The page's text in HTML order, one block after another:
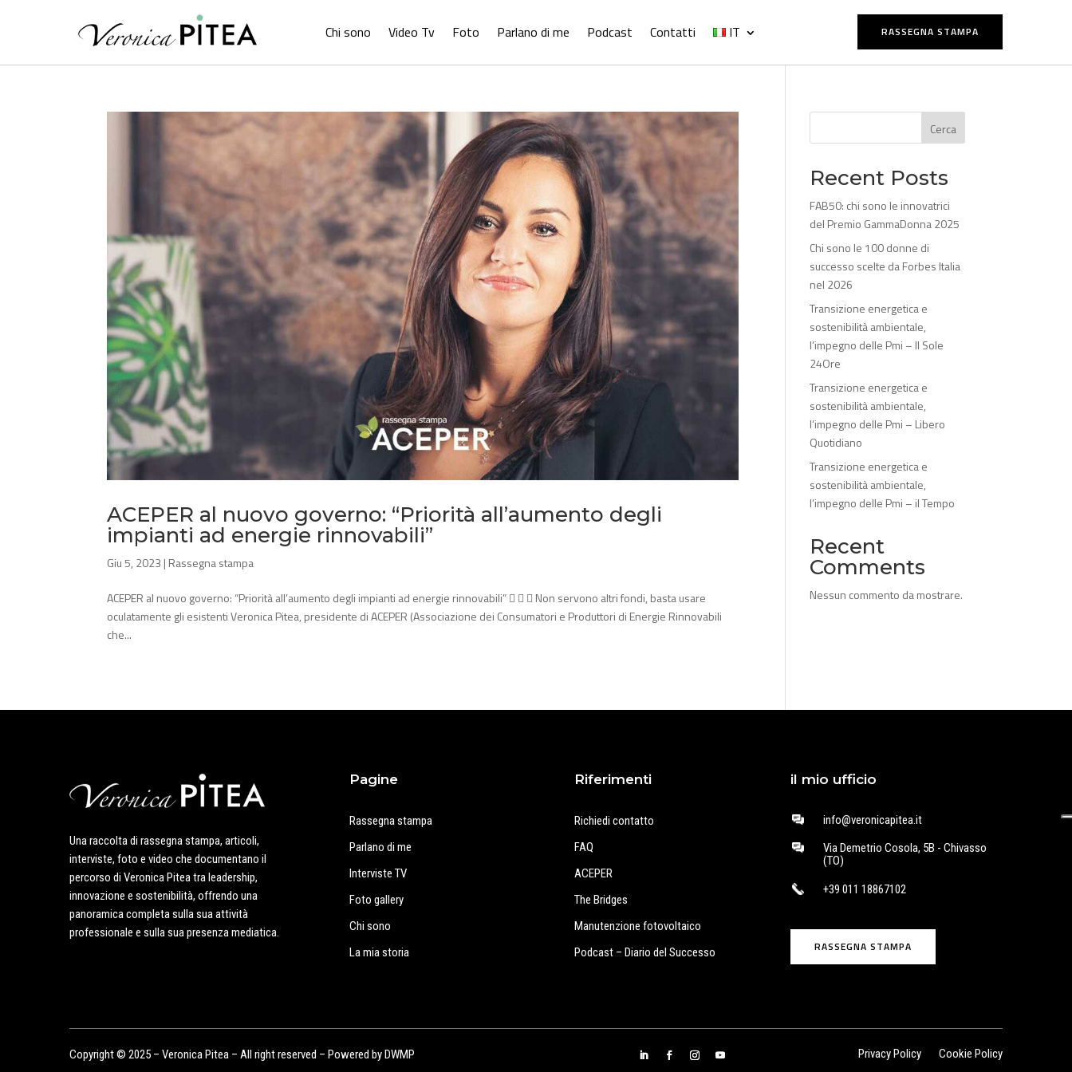
Chi sono Video Tv Foto Parlano di me Podcast Contatti IT RASSEGNA STAMPA
ACEPER al nuovo governo: “Priorità all’aumento degli
impianti ad energie rinnovabili”
Giu 5, 2023 | Rassegna stampa
ACEPER al nuovo governo: “Priorità all’aumento degli impianti ad energie rinnovabili”    Non servono altri fondi, basta usare
oculatamente gli esistenti Veronica Pitea, presidente di ACEPER (Associazione dei Consumatori e Produttori di Energie Rinnovabili
che...
Cerca
Recent Posts
FAB50: chi sono le innovatrici
del Premio GammaDonna 2025
Chi sono le 100 donne di
successo scelte da Forbes Italia
nel 2026
Transizione energetica e
sostenibilità ambientale,
l’impegno delle Pmi – Il Sole
24Ore
Transizione energetica e
sostenibilità ambientale,
l’impegno delle Pmi – Libero
Quotidiano
Transizione energetica e
sostenibilità ambientale,
l’impegno delle Pmi – il Tempo
Recent
Comments
Nessun commento da mostrare.
Una raccolta di rassegna stampa, articoli,
interviste, foto e video che documentano il
percorso di Veronica Pitea tra leadership,
innovazione e sostenibilità, offrendo una
panoramica completa sulla sua attività
professionale e sulla sua presenza mediatica.
Pagine
Rassegna stampa
Parlano di me
Interviste TV
Foto gallery
Chi sono
La mia storia
Riferimenti
Richiedi contatto
FAQ
ACEPER
The Bridges
Manutenzione fotovoltaico
Podcast – Diario del Successo
il mio ufficio
info@veronicapitea.it
Via Demetrio Cosola, 5B - Chivasso
(TO)
+39 011 18867102
RASSEGNA STAMPA
Copyright © 2025 – Veronica Pitea – All right reserved – Powered byDWMP Privacy Policy Cookie Policy